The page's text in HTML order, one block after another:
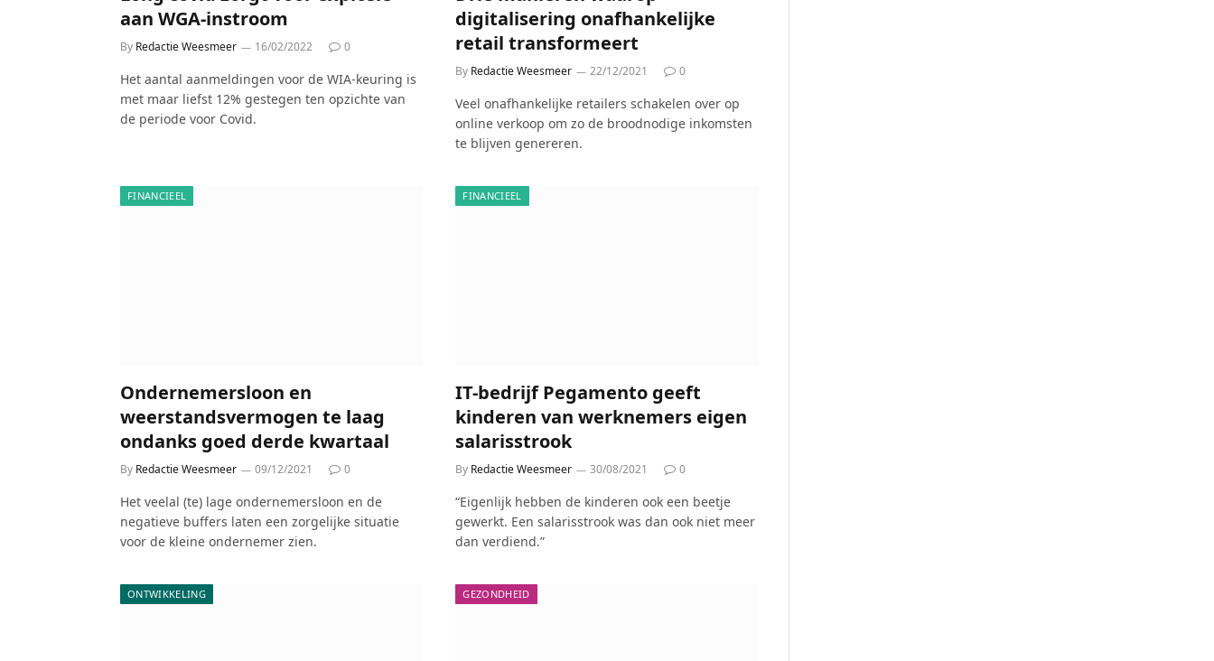
aan WGA-instroom
By Redactie Weesmeer 16/02/2022 0
Het aantal aanmeldingen voor de WIA-keuring is
met maar liefst 12% gestegen ten opzichte van
de periode voor Covid.
digitalisering onafhankelijke
retail transformeert
By Redactie Weesmeer 22/12/2021 0
Veel onafhankelijke retailers schakelen over op
online verkoop om zo de broodnodige inkomsten
te blijven genereren.
FINANCIEEL
Ondernemersloon en
weerstandsvermogen te laag
ondanks goed derde kwartaal
By Redactie Weesmeer 09/12/2021 0
Het veelal (te) lage ondernemersloon en de
negatieve buffers laten een zorgelijke situatie
voor de kleine ondernemer zien.
FINANCIEEL
IT-bedrijf Pegamento geeft
kinderen van werknemers eigen
salarisstrook
By Redactie Weesmeer 30/08/2021 0
“Eigenlijk hebben de kinderen ook een beetje
gewerkt. Een salarisstrook was dan ook niet meer
dan verdiend.”
ONTWIKKELING GEZONDHEID